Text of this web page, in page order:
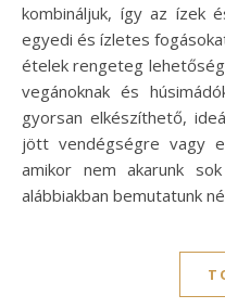
kombináljuk, így az ízek
egyedi és ízletes
ételek rengeteg
vegánoknak és
gyorsan elkészíthető,
jött vendégségre vagy
amikor nem akarunk
alábbiakban bemutatunk